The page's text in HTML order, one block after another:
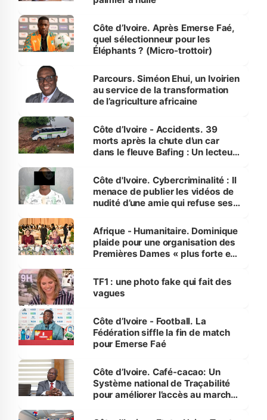
Côte d’Ivoire. Après Emerse Faé,
quel sélectionneur pour les
Éléphants ? (Micro-trottoir)
Parcours. Siméon Ehui, un Ivoirien
au service de la transformation
de l’agriculture africaine
Côte d’Ivoire - Accidents. 39
morts après la chute d’un car
dans le fleuve Bafing : Un lecteur
des Transports
Côte d'Ivoire. Cybercriminalité : Il
menace de publier les vidéos de
nudité d’une amie qui refuse ses
Afrique - Humanitaire. Dominique
plaide pour une organisation des
Premières Dames « plus forte et
sur la scène internationale »
TF1 : une photo fake qui fait des
vagues
Côte d’Ivoire - Football. La
Fédération siffle la fin de match
pour Emerse Faé
Côte d’Ivoire. Café-cacao: Un
Système national de Traçabilité
pour améliorer l’accès au marché